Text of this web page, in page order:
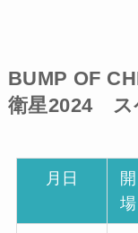
BUMP OF
衛星2024 ス
月日
開
場